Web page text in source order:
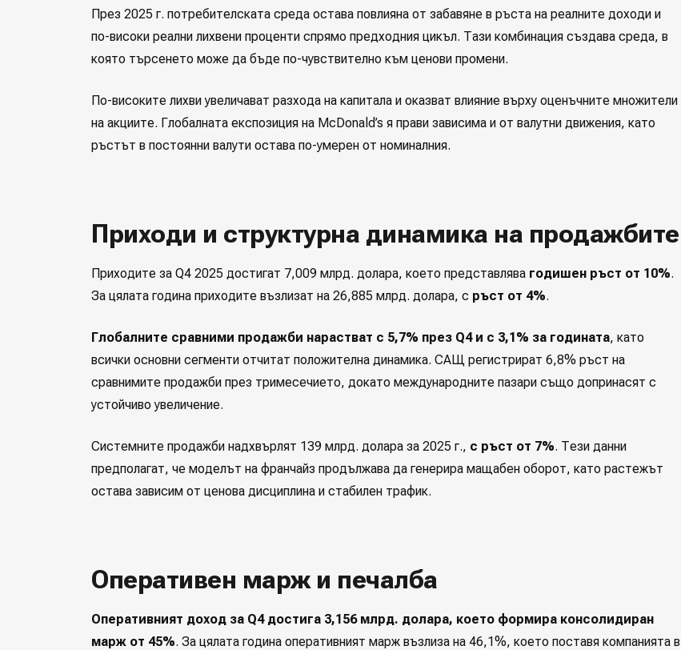
През 2025 г. потребителската среда остава повлияна от забавяне в ръста на реалните доходи и
по-високи реални лихвени проценти спрямо предходния цикъл. Тази комбинация създава среда, в
която търсенето може да бъде по-чувствително към ценови промени.
По-високите лихви увеличават разхода на капитала и оказват влияние върху оценъчните множители
на акциите. Глобалната експозиция на McDonald’s я прави зависима и от валутни движения, като
ръстът в постоянни валути остава по-умерен от номиналния.
Приходи и структурна динамика на продажбите
Приходите за Q4 2025 достигат 7,009 млрд. долара, което представлява годишен ръст от 10%.
За цялата година приходите възлизат на 26,885 млрд. долара, с ръст от 4%.
Глобалните сравними продажби нарастват с 5,7% през Q4 и с 3,1% за годината, като
всички основни сегменти отчитат положителна динамика. САЩ регистрират 6,8% ръст на
сравнимите продажби през тримесечието, докато международните пазари също допринасят с
устойчиво увеличение.
Системните продажби надхвърлят 139 млрд. долара за 2025 г., с ръст от 7%. Тези данни
предполагат, че моделът на франчайз продължава да генерира мащабен оборот, като растежът
остава зависим от ценова дисциплина и стабилен трафик.
Оперативен марж и печалба
Оперативният доход за Q4 достига 3,156 млрд. долара, което формира консолидиран
марж от 45%. За цялата година оперативният марж възлиза на 46,1%, което поставя компанията в